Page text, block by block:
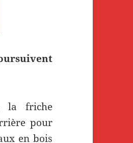
la friche
pour
en bois